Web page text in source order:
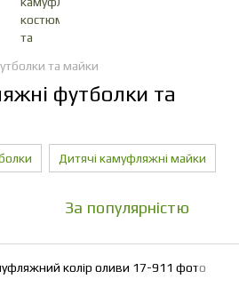
та майки
футболки та
Дитячі камуфляжні майки
За популярністю